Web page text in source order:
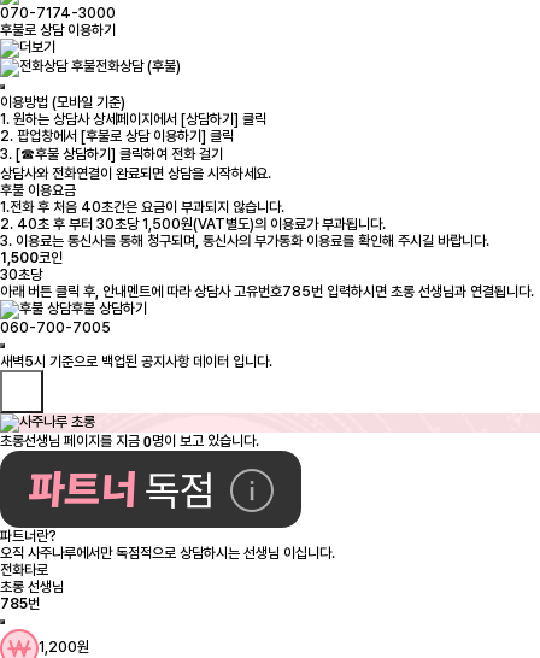
070-7174-3000
후불로 상담 이용하기
전화상담 (후불)
이용방법 (모바일 기준)
1. 원하는 상담사 상세페이지에서 [상담하기] 클릭
2. 팝업창에서 [후불로 상담 이용하기] 클릭
3. [☎후불 상담하기] 클릭하여 전화 걸기
상담사와 전화연결이 완료되면 상담을 시작하세요.
후불 이용요금
1.전화 후 처음 40초간은 요금이 부과되지 않습니다.
2. 40초 후 부터 30초당 1,500원(VAT별도)의 이용료가 부과됩니다.
3. 이용료는 통신사를 통해 청구되며, 통신사의 부가통화 이용료를 확인해 주시길 바랍니다.
1,500코인
30초당
아래 버튼 클릭 후, 안내멘트에 따라 상담사 고유번호785번 입력하시면 초롱 선생님과 연결됩니다.
후불 상담하기
060-700-7005
초롱선생님 페이지를 지금 0명이 보고 있습니다.
파트너란?
오직 사주나루에서만 독점적으로 상담하시는 선생님 이십니다.
전화타로
초롱 선생님
785번
1,200원